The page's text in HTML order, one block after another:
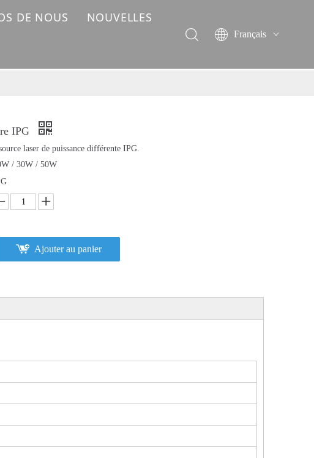
DE NOUS NOUVELLES
Français
简体中文
IPG
laser de puissance différente IPG.
/ 30W / 50W
Ajouter au panier